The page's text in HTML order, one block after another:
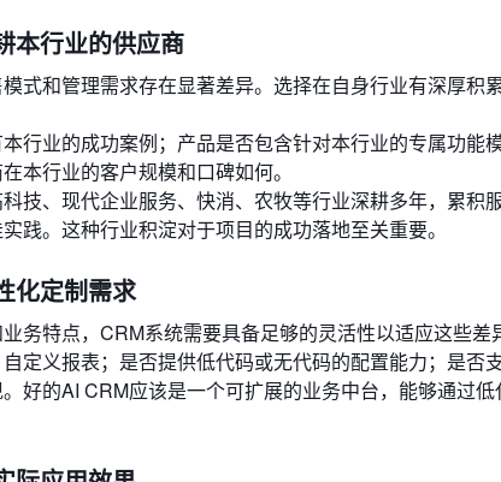
本行业的供应商
式和管理需求存在显著差异。选择在自身行业有深厚积
行业的成功案例；产品是否包含针对本行业的专属功能
本行业的客户规模和口碑如何。
技、现代企业服务、快消、农牧等行业深耕多年，累积
践。这种行业积淀对于项目的成功落地至关重要。
化定制需求
务特点，CRM系统需要具备足够的灵活性以适应这些
定义报表；是否提供低代码或无代码的配置能力；是否
好的AI CRM应该是一个可扩展的业务中台，能够通过